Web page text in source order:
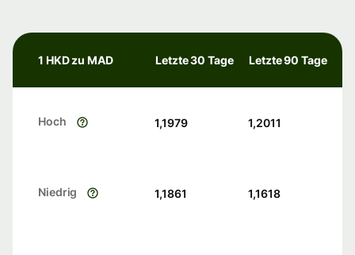
1 HKD zu MAD Letzte 30 Tage Letzte 90 Tage
Hoch 1,1979 1,2011
Niedrig 1,1861 1,1618